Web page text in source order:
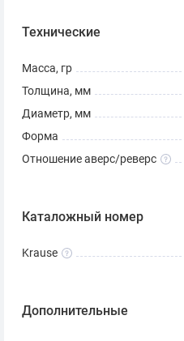
Технические
Масса, гр
Толщина, мм
Диаметр, мм
Форма
Отношение аверс/реверс
Каталожный номер
Krause
Дополнительные